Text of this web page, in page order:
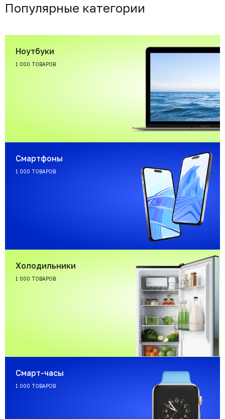
Популярные категории
Ноутбуки
1 000 ТОВАРОВ
Смартфоны
1 000 ТОВАРОВ
Холодильники
1 000 ТОВАРОВ
Смарт-часы
1 000 ТОВАРОВ